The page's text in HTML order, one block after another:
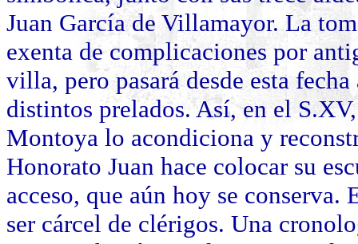
Juan García de Villamayor. La
exenta de complicaciones por
villa, pero pasará desde esta
distintos prelados. Así, en el
Montoya lo acondiciona y
Honorato Juan hace colocar su
acceso, que aún hoy se conserva.
ser cárcel de clérigos. Una